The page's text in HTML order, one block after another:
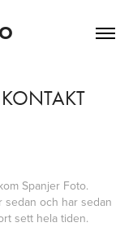
Spanjer Foto.
sedan och har sedan
sett hela tiden.